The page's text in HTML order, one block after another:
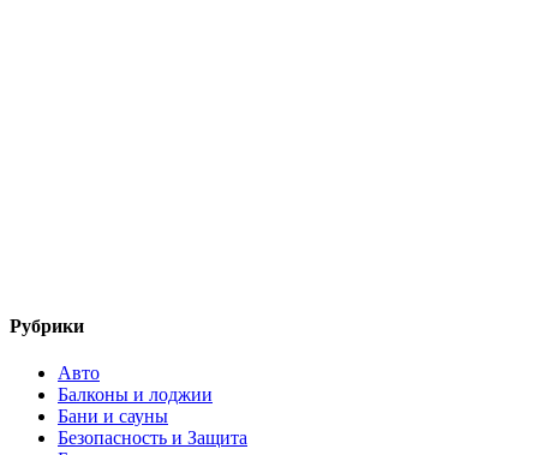
Рубрики
Авто
Балконы и лоджии
Бани и сауны
Безопасность и Защита